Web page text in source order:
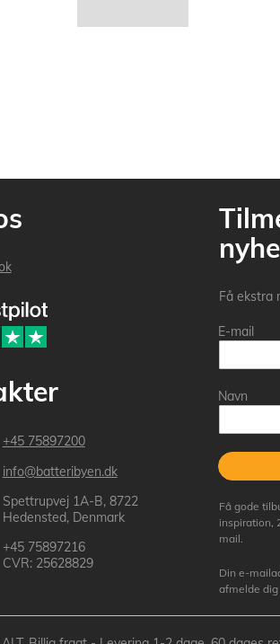
+45 75897200
info@batteribyen.dk
Spettrupvej 1A-B, 8722
Hedensted, Denmark
+45 75897216
CVR: 25628829
Få ekstra
E-mail
Navn
Få gode
inspiration,
mail.
Din e-
afmelde